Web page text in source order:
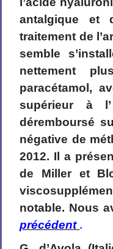
antalgique et
traitement de
semble
nettement
paracétamol,
supérieur à
déremboursé
négative de
2012. Il a
de Miller et
notable. Nous
précédent .